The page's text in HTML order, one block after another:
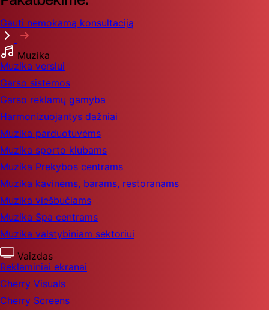
Gauti nemokamą konsultaciją
Muzika
Muzika verslui
Garso sistemos
Garso reklamų gamyba
Harmonizuojantys dažniai
Muzika parduotuvėms
Muzika sporto klubams
Muzika Prekybos centrams
Muzika kavinėms, barams, restoranams
Muzika viešbučiams
Muzika Spa centrams
Muzika valstybiniam sektoriui
Vaizdas
Reklaminiai ekranai
Cherry Visuals
Cherry Screens